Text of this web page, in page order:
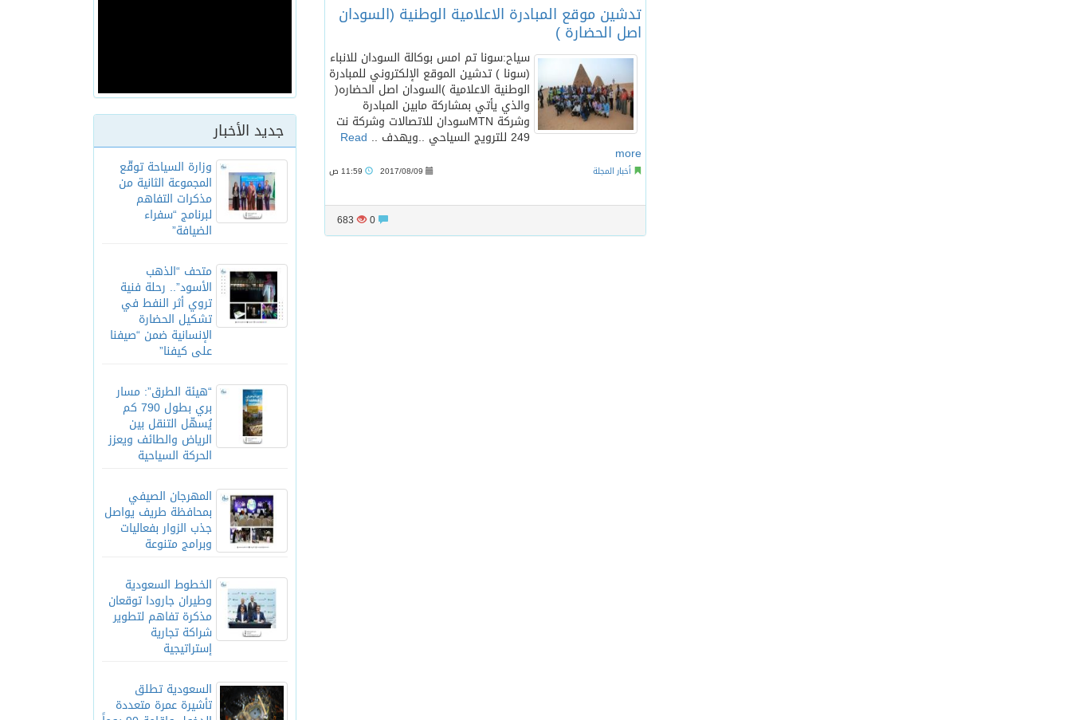
جديد الأخبار
وزارة السياحة توقّع
المجموعة الثانية من
مذكرات التفاهم
لبرنامج “سفراء
الضيافة”
متحف “الذهب
الأسود”.. رحلة فنية
تروي أثر النفط في
تشكيل الحضارة
الإنسانية ضمن “صيفنا
على كيفنا”
“هيئة الطرق”: مسار
بري بطول 790 كم
يُسهّل التنقل بين
الرياض والطائف ويعزز
الحركة السياحية
المهرجان الصيفي
بمحافظة طريف يواصل
جذب الزوار بفعاليات
وبرامج متنوعة
الخطوط السعودية
وطيران جارودا توقعان
مذكرة تفاهم لتطوير
شراكة تجارية
إستراتيجية
السعودية تطلق
تأشيرة عمرة متعددة
تدشين موقع المبادرة الاعلامية الوطنية (السودان
اصل الحضارة )
سياح:سونا تم امس بوكالة السودان للانباء
(سونا ) تدشين الموقع الإلكتروني للمبادرة
الوطنية الاعلامية )السودان اصل الحضاره(
والذي يأتي بمشاركة مابين المبادرة
وشركة MTNسودان للاتصالات وشركة نت
249 للترويج السياحي ..ويهدف .. Read
more
أخبار المجلة 2017/08/09
683